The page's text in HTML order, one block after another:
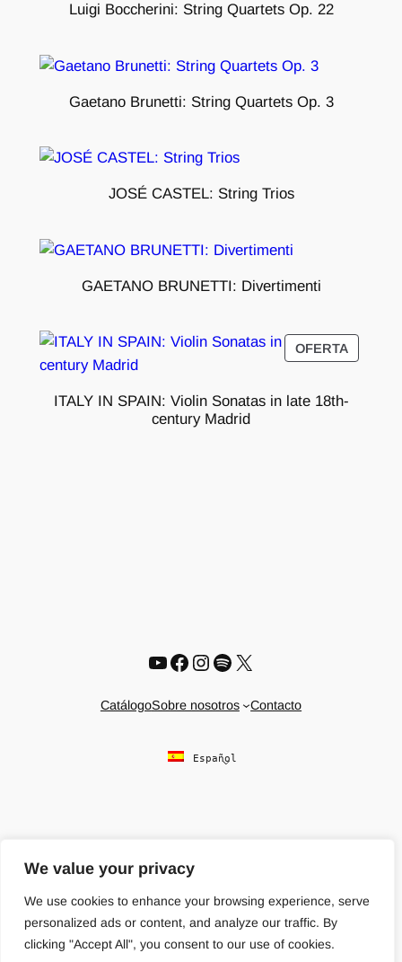
We value your privacy
We use cookies to enhance your browsing experience, serve
personalized ads or content, and analyze our traffic. By
clicking "Accept All", you consent to our use of cookies.
Luigi Boccherini: String Quartets Op. 22
Gaetano Brunetti: String Quartets Op. 3
JOSÉ CASTEL: String Trios
GAETANO BRUNETTI: Divertimenti
OFERTA
ITALY IN SPAIN: Violin Sonatas in late 18th-
century Madrid
YouTube
Facebook
Instagram
Spotify
X
CatálogoSobre nosotros Contacto
Español